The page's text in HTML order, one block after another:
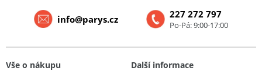
227 272 797
Po-Pá: 9:00-17:00
info@parys.cz
Vše o nákupu
Další informace